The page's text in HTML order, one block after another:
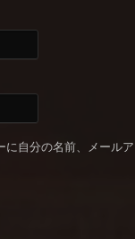
に自分の名前、メール